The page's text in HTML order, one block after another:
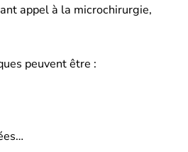
appel à la microchirurgie,
peuvent être :